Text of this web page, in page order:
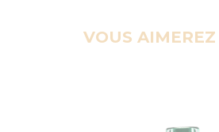
VOUS AIMEREZ